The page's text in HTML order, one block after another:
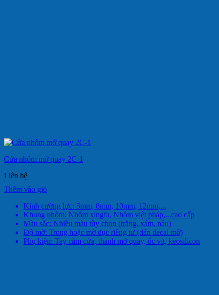
Cửa nhôm mở quay 2C-1
Liên hệ
Thêm vào giỏ
Kính cường lực: 5mm, 8mm, 10mm, 12mm,...
Khung nhôm: Nhôm xingfa, Nhôm việt pháp,...cao cấp
Màu sắc: Nhiều màu tùy chọn (trắng, xám, nâu)
Độ mờ: Trong hoặc mờ đục riêng tư (dán decal mờ)
Phụ kiện: Tay cầm cửa, thanh mở quay, ốc vít, keosilicon